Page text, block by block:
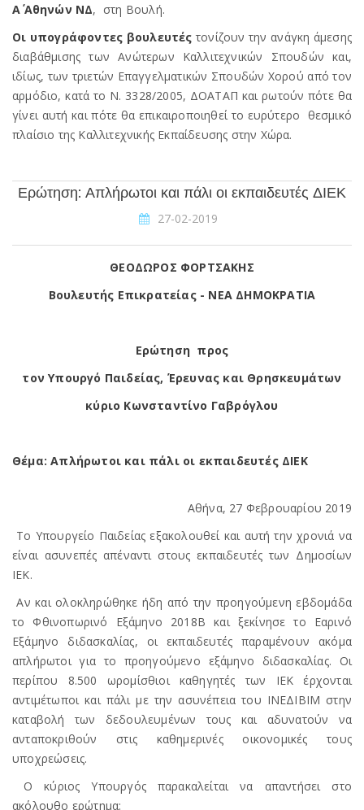
Α΄ Αθηνών ΝΔ, στη Βουλή.
Οι υπογράφοντες βουλευτές τονίζουν την ανάγκη άμεσης
διαβάθμισης των Ανώτερων Καλλιτεχνικών Σπουδών και,
ιδίως, των τριετών Επαγγελματικών Σπουδών Χορού από τον
αρμόδιο, κατά το Ν. 3328/2005, ΔΟΑΤΑΠ και ρωτούν πότε θα
γίνει αυτή και πότε θα επικαιροποιηθεί το ευρύτερο θεσμικό
πλαίσιο της Καλλιτεχνικής Εκπαίδευσης στην Χώρα.
Ερώτηση: Απλήρωτοι και πάλι οι εκπαιδευτές ΔΙΕΚ
27-02-2019
ΘΕΟΔΩΡΟΣ ΦΟΡΤΣΑΚΗΣ
Βουλευτής Επικρατείας - ΝΕΑ ΔΗΜΟΚΡΑΤΙΑ
Ερώτηση προς
τον Υπουργό Παιδείας, Έρευνας και Θρησκευμάτων
κύριο Κωνσταντίνο Γαβρόγλου
Θέμα: Απλήρωτοι και πάλι οι εκπαιδευτές ΔΙΕΚ
Αθήνα, 27 Φεβρουαρίου 2019
Το Υπουργείο Παιδείας εξακολουθεί και αυτή την χρονιά να
είναι ασυνεπές απέναντι στους εκπαιδευτές των Δημοσίων
ΙΕΚ.
Αν και ολοκληρώθηκε ήδη από την προηγούμενη εβδομάδα
το Φθινοπωρινό Εξάμηνο 2018Β και ξεκίνησε το Εαρινό
Εξάμηνο διδασκαλίας, οι εκπαιδευτές παραμένουν ακόμα
απλήρωτοι για το προηγούμενο εξάμηνο διδασκαλίας. Οι
περίπου 8.500 ωρομίσθιοι καθηγητές των ΙΕΚ έρχονται
αντιμέτωποι και πάλι με την ασυνέπεια του ΙΝΕΔΙΒΙΜ στην
καταβολή των δεδουλευμένων τους και αδυνατούν να
ανταποκριθούν στις καθημερινές οικονομικές τους
υποχρεώσεις.
Ο κύριος Υπουργός παρακαλείται να απαντήσει στο
ακόλουθο ερώτημα: